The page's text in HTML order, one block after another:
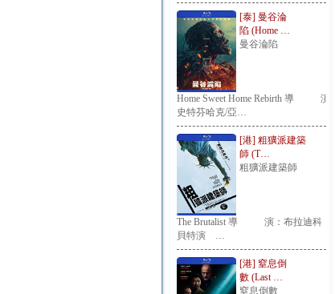
[泰] 曼谷淪
陷 (Home …
曼谷淪陷
Home Sweet Home Rebirth 導 演：
史特芬哈克/亞…
[港] 粗獷派建築
師 (T…
粗獷派建築師
The Brutalist 導 演：布拉迪科
貝特演 …
[港] 窒息倒
數 (Last …
窒息倒數